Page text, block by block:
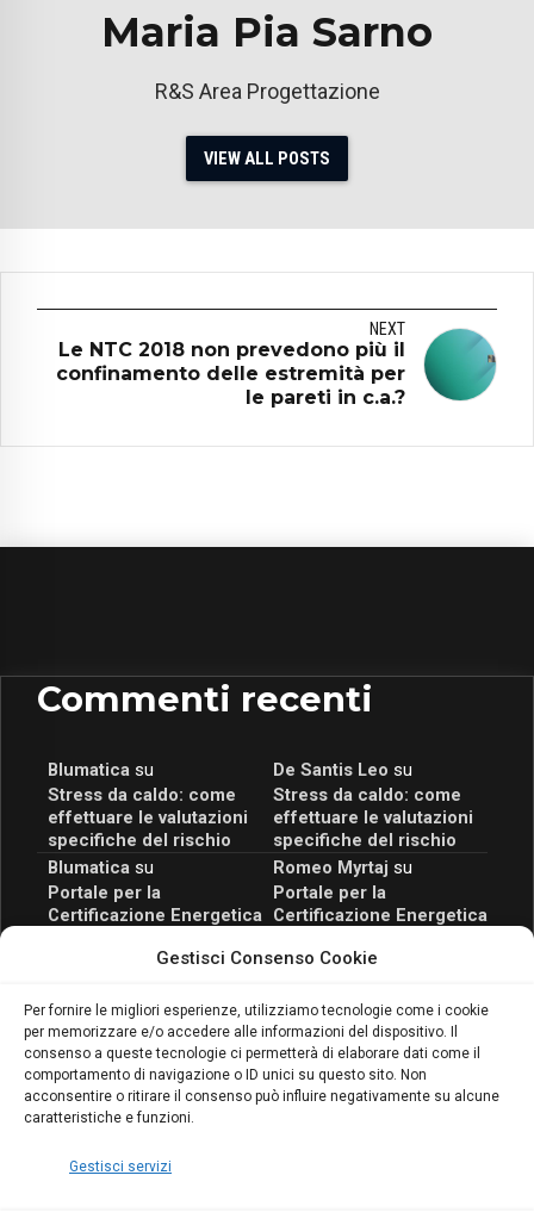
Gestisci Consenso Cookie
Per fornire le migliori esperienze, utilizziamo tecnologie come i cookie
per memorizzare e/o accedere alle informazioni del dispositivo. Il
consenso a queste tecnologie ci permetterà di elaborare dati come il
comportamento di navigazione o ID unici su questo sito. Non
acconsentire o ritirare il consenso può influire negativamente su alcune
caratteristiche e funzioni.
Gestisci servizi
Maria Pia Sarno
R&S Area Progettazione
VIEW ALL POSTS
NEXT
Le NTC 2018 non prevedono più il
confinamento delle estremità per
le pareti in c.a.?
Commenti recenti
Blumaticasu
Stress da caldo: come
effettuare le valutazioni
specifiche del rischio
De Santis Leo su
Stress da caldo: come
effettuare le valutazioni
specifiche del rischio
Blumaticasu
Portale per la
Certificazione Energetica
scopri il Corso Blumatica
Romeo Myrtaj su
Portale per la
Certificazione Energetica
scopri il Corso Blumatica
Blumaticasu
Coordinatore della
Sicurezza: cosa è
richiesto per abilitazione
e aggiornamento